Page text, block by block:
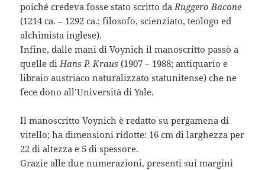
poiché credeva fosse stato scritto daRuggero Bacone
(1214 ca. – 1292 ca.; filosofo, scienziato, teologo ed
alchimista inglese).
Infine, dalle mani di Voynich il manoscritto passò a
quelle diHans P. Kraus (1907 – 1988; antiquario e
libraio austriaco naturalizzato statunitense) che ne
fece dono all’Università di Yale.
Il manoscritto Voynich è redatto su pergamena di
vitello; ha dimensioni ridotte: 16 cm di larghezza per
22 di altezza e 5 di spessore.
Grazie alle due numerazioni, presenti sui margini